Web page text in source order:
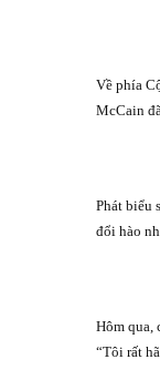
Về phía
McCain
Phát biểu
đổi hào
Hôm qua,
“Tôi rất